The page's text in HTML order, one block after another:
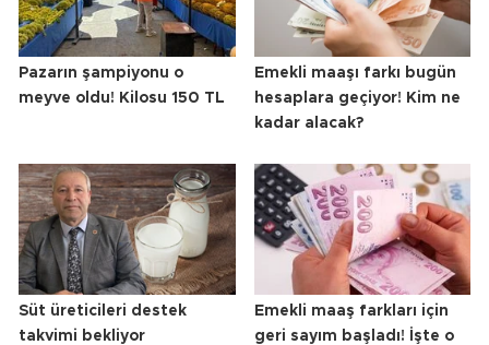
Pazarın şampiyonu o
meyve oldu! Kilosu 150 TL
Emekli maaşı farkı bugün
hesaplara geçiyor! Kim ne
kadar alacak?
Süt üreticileri destek
takvimi bekliyor
Emekli maaş farkları için
geri sayım başladı! İşte o